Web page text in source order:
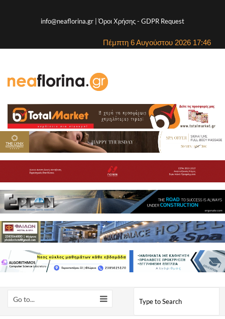
info@neaflorina.gr |Όροι Χρήσης- GDPR Request
Πέμπτη 6 Αυγούστου 2026 17:46
Go to...